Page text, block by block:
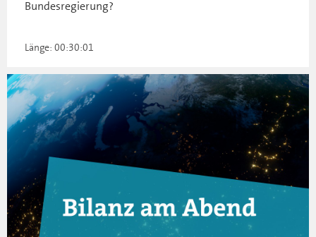
Bundesregierung?
Länge: 00:30:01